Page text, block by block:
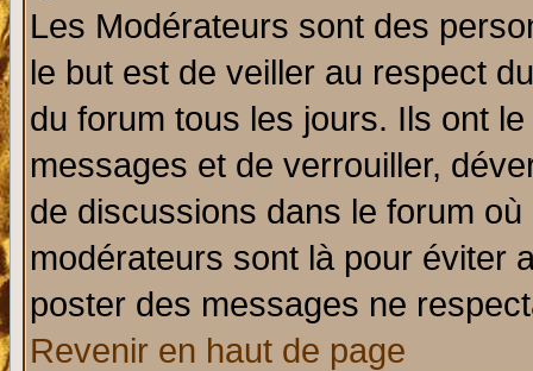
Les Modérateurs sont des
le but est de veiller au respect
du forum tous les jours. Ils ont
messages et de verrouiller,
de discussions dans le forum
modérateurs sont là pour éviter
poster des messages ne
Revenir en haut de page